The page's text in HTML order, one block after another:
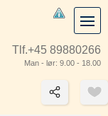
Tlf.+45 89880266
Man - lør: 9.00 - 18.00